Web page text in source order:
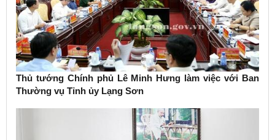
Thủ tướng Chính phủ Lê Minh Hưng làm việc với Ban
Thường vụ Tỉnh ủy Lạng Sơn